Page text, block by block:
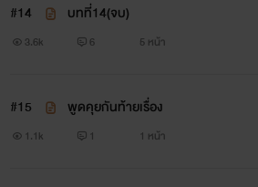
#14 บทที่14(จบ)
3.6k 6 5 หน้า
#15 พูดคุยกันท้ายเรื่อง
1.1k 1 1 หน้า